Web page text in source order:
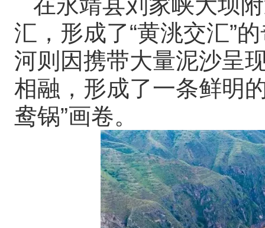
汇，形成了“黄洮交汇”
河则因携带大量泥沙呈
相融，形成了一条鲜明
鸯锅”画卷。